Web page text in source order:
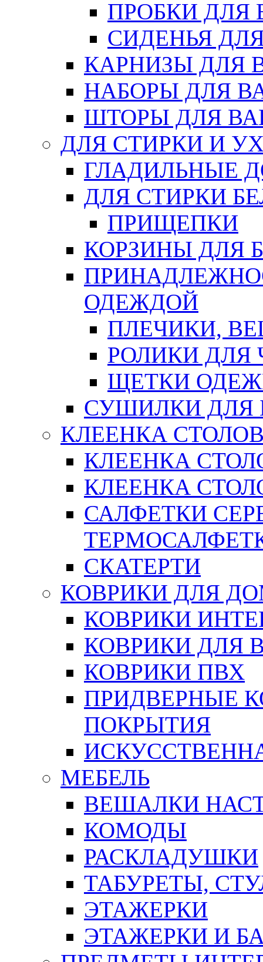
ПРОБКИ ДЛЯ
СИДЕНЬЯ
КАРНИЗЫ ДЛЯ
НАБОРЫ ДЛЯ
ШТОРЫ ДЛЯ
ДЛЯ СТИРКИ И
ГЛАДИЛЬНЫЕ
ДЛЯ СТИРКИ
ПРИЩЕПКИ
КОРЗИНЫ ДЛЯ
ОДЕЖДОЙ
ПЛЕЧИКИ,
РОЛИКИ ДЛЯ
ЩЕТКИ
СУШИЛКИ ДЛЯ
КЛЕЕНКА
КЛЕЕНКА
КЛЕЕНКА
САЛФЕТКИ
СКАТЕРТИ
КОВРИКИ ДЛЯ
КОВРИКИ
КОВРИКИ ДЛЯ
КОВРИКИ ПВХ
ПРИДВЕРНЫЕ
ПОКРЫТИЯ
МЕБЕЛЬ
ВЕШАЛКИ
КОМОДЫ
РАСКЛАДУШКИ
ТАБУРЕТЫ,
ЭТАЖЕРКИ
ЭТАЖЕРКИ И